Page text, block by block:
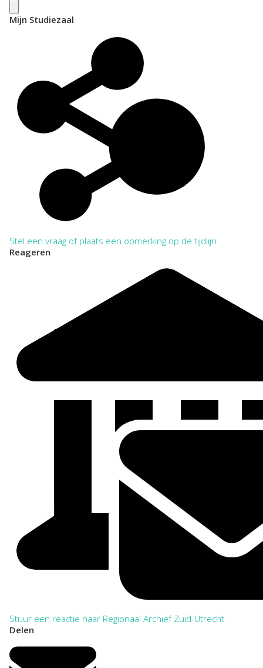
Mijn Studiezaal
Stel een vraag of plaats een opmerking op de tijdlijn
Reageren
Stuur een reactie naar Regionaal Archief Zuid-Utrecht
Delen